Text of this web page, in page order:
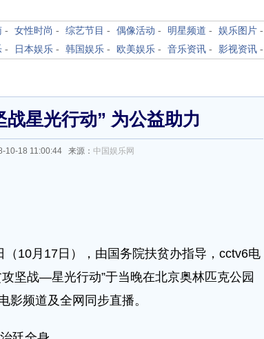
- 女性时尚 - 综艺节目 - 偶像活动 - 明星频道 - 娱乐图片 -
- 日本娱乐 - 韩国娱乐 - 欧美娱乐 - 音乐资讯 - 影视资讯 -
星光行动” 为公益助力
10-18 11:00:44 来源： 中国娱乐网
（10月17日），由国务院扶贫办指导，cctv6电
坚战—星光行动”于当晚在北京奥林匹克公园
影频道及全网同步直播。